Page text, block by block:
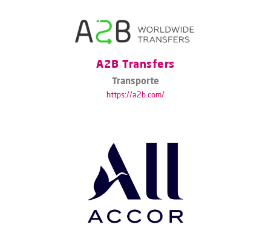
A2B Transfers
Transporte
https://a2b.com/